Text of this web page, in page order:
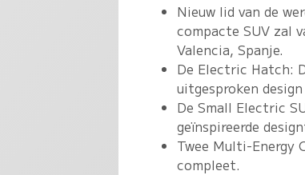
Nieuw lid van de
compacte SUV zal
Valencia, Spanje.
De Electric Hatch:
uitgesproken
De Small Electric
geïnspireerde
Twee Multi-Energy
compleet.